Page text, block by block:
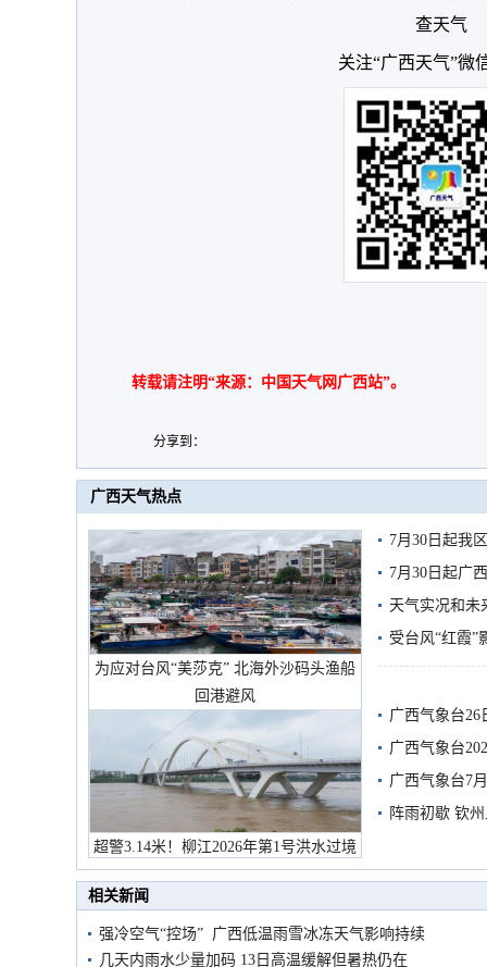
查天气
关注“广西天气”微
转载请注明“来源：中国天气网广西站”。
分享到：
广西天气热点
为应对台风“美莎克” 北海外沙码头渔船
回港避风
超警3.14米！柳江2026年第1号洪水过境
市民在堤岸见证汛况
7月30日起我
7月30日起广
天气实况和未
受台风“红霞”
有较强降雨
广西气象台26
广西气象台
预警
广西气象台7
阵雨初歇 钦
相关新闻
强冷空气“控场” 广西低温雨雪冰冻天气影响持续
几天内雨水少量加码 13日高温缓解但暑热仍在